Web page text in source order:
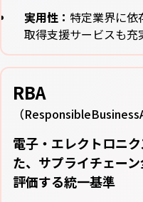
実用性： 特定業界に依
取得支援サービスも充
RBA
（
電子・エレクトロニ
た、サプライチェー
評価する統一基準